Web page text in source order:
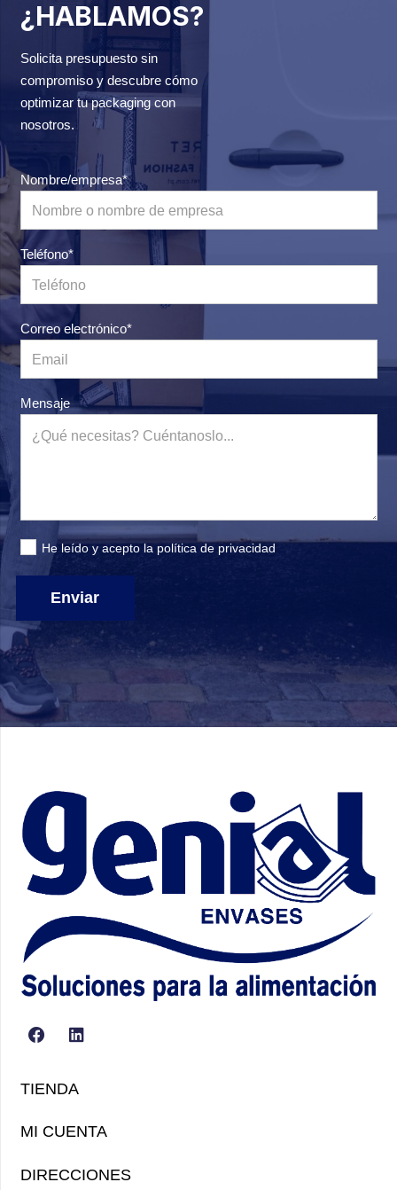
¿HABLAMOS?
Solicita presupuesto sin
compromiso y descubre cómo
optimizar tu packaging con
nosotros.
Nombre/empresa*
Teléfono*
Correo electrónico*
Mensaje
He leído y acepto la política de privacidad
Enviar
TIENDA
MI CUENTA
DIRECCIONES